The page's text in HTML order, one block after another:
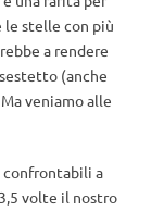
le stelle con più
a rendere
(anche
veniamo alle
a
volte il nostro